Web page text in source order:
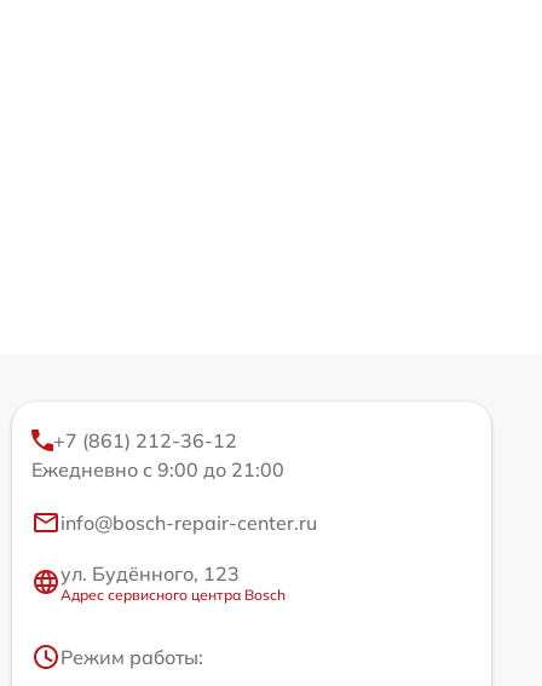
+7 (861) 212-36-12
Ежедневно с 9:00 до 21:00
info@bosch-repair-center.ru
ул. Будённого, 123
Адрес сервисного центра Bosch
Режим работы: